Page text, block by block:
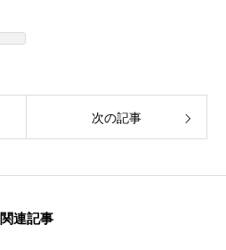
次の記事
関連記事
セット）
ここでブレる）
定）